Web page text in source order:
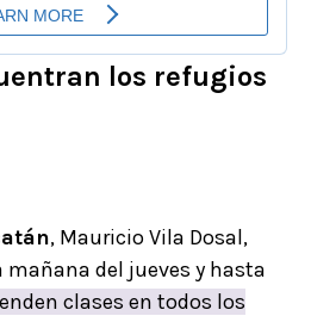
los refugios
, Mauricio Vila Dosal,
del jueves y hasta
clases en todos los